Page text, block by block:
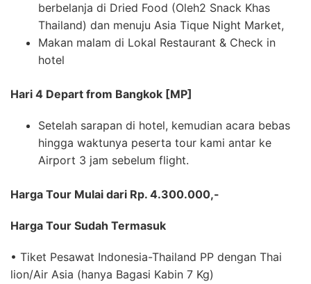
berbelanja di Dried Food (Oleh2 Snack Khas
Thailand) dan menuju Asia Tique Night Market,
Makan malam di Lokal Restaurant & Check in
hotel
Hari 4 Depart from Bangkok [MP]
Setelah sarapan di hotel, kemudian acara bebas
hingga waktunya peserta tour kami antar ke
Airport 3 jam sebelum flight.
Harga Tour Mulai dari Rp. 4.300.000,-
Harga Tour Sudah Termasuk
• Tiket Pesawat Indonesia-Thailand PP dengan Thai
lion/Air Asia (hanya Bagasi Kabin 7 Kg)